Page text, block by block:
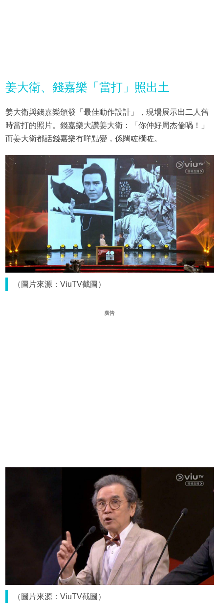
姜大衛、錢嘉樂「當打」照出土
姜大衛與錢嘉樂頒發「最佳動作設計」，現場展示出二人舊
時當打的照片。錢嘉樂大讚姜大衛：「你仲好周杰倫喎！」
而姜大衛都話錢嘉樂冇咩點變，係闊咗橫咗。
（圖片來源：ViuTV截圖）
廣告
（圖片來源：ViuTV截圖）